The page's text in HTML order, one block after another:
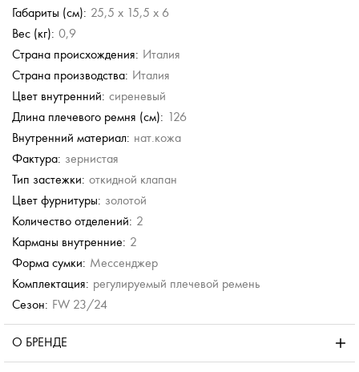
43 500 руб.
9 790 руб.
19 580 руб.
43 500 руб.
9 790 руб.
19 580 руб.
Габариты (см): 25,5 x 15,5 x 6
Вес (кг): 0,9
Страна происхождения: Италия
Страна производства: Италия
Цвет внутренний: сиреневый
Длина плечевого ремня (см): 126
Внутренний материал: нат.кожа
Фактура: зернистая
Тип застежки: откидной клапан
Цвет фурнитуры: золотой
Количество отделений: 2
Карманы внутренние: 2
Форма сумки: Мессенджер
Комплектация: регулируемый плечевой ремень
Сезон: FW 23/24
О БРЕНДЕ